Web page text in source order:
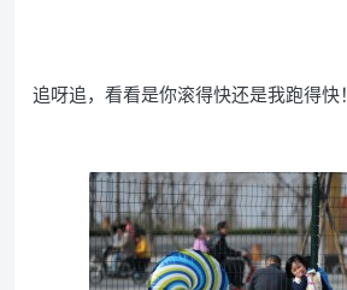
追呀追，看看是你滚得快还是我跑得快！